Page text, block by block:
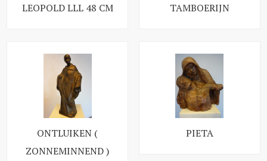
LEOPOLD LLL 48 CM
TAMBOERIJN
ONTLUIKEN (
ZONNEMINNEND )
PIETA